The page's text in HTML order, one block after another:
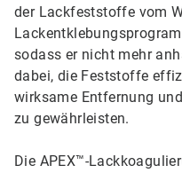
der Lackfeststoffe vom
sodass er nicht mehr
dabei, die Feststoffe
wirksame Entfernung
zu gewährleisten.
Die APEX™-